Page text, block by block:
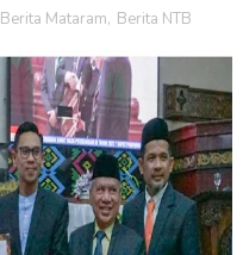
Berita Mataram, Berita NTB